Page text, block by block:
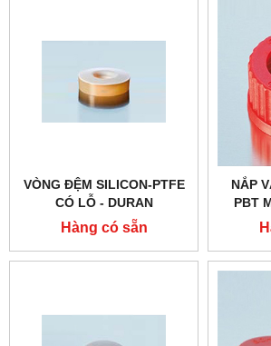
VÒNG ĐỆM SILICON-PTFE
CÓ LỖ - DURAN
Hàng có sẵn
NẮP
PBT